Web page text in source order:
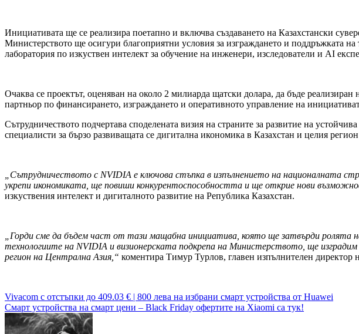
Инициативата ще се реализира поетапно и включва създаването на Казахстански
Министерството ще осигури благоприятни условия за изграждането и поддръжката
лаборатория по изкуствен интелект за обучение на инженери, изследователи и AI
Очаква се проектът, оценяван на около 2 милиарда щатски долара, да бъде
партньор по финансирането, изграждането и оперативното управление на
Сътрудничеството подчертава споделената визия на страните за развитие на
специалисти за бързо развиващата се дигитална икономика в Казахстан и целия
„Сътрудничеството с NVIDIA е ключова стъпка в изпълнението на националната
укрепи икономиката, ще повиши конкурентоспособността и ще открие нови
изкуствения интелект и дигиталното развитие на Република Казахстан.
„Горди сме да бъдем част от тази мащабна инициатива, която ще затвърди ролята
технологиите на NVIDIA и визионерската подкрепа на Министерството, ще
регион на Централна Азия,“ коментира Тимур Турлов, главен изпълнителен директор
Навигация
Vivacom с отстъпки до 409.03 € | 800 лева на избрани смарт устройства от Huawei
Смарт устройства на смарт цени – Black Friday офертите на Xiaomi са тук!